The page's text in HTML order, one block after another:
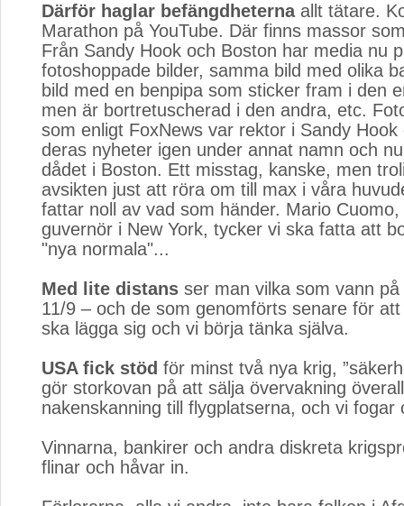
Därför haglar befängdheternaallt tätare.
Marathon på YouTube. Där finns massor
Från Sandy Hook och Boston har media nu
fotoshoppade bilder, samma bild med olika
bild med en benpipa som sticker fram i den
men är bortretuscherad i den andra, etc.
som enligt FoxNews var rektor i Sandy Hook
deras nyheter igen under annat namn och
dådet i Boston. Ett misstag, kanske, men
avsikten just att röra om till max i våra
fattar noll av vad som händer. Mario
guvernör i New York, tycker vi ska fatta att
"nya normala"...
Med lite distans ser man vilka som vann
11/9 – och de som genomförts senare för
ska lägga sig och vi börja tänka själva.
USA fick stöd för minst två nya krig,
gör storkovan på att sälja övervakning
nakenskanning till flygplatserna, och vi fogar
Vinnarna, bankirer och andra diskreta
flinar och håvar in.